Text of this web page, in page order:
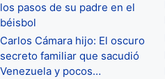
los pasos de su padre en el
béisbol
Carlos Cámara hijo: El oscuro
secreto familiar que sacudió
Venezuela y pocos…